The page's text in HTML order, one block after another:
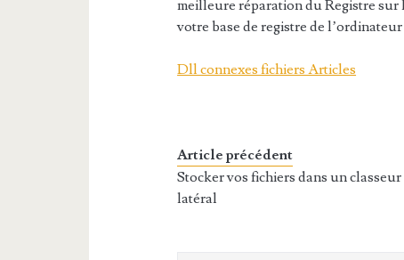
meilleure réparation du Registre
votre base de registre de
Dll connexes fichiers Articles
Article précédent
Stocker vos fichiers dans un classeur
latéral